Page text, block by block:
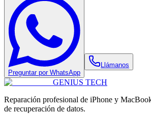
Preguntar por WhatsApp
Llámanos
GENIUS TECH
Reparación profesional de iPhone y
de recuperación de datos.